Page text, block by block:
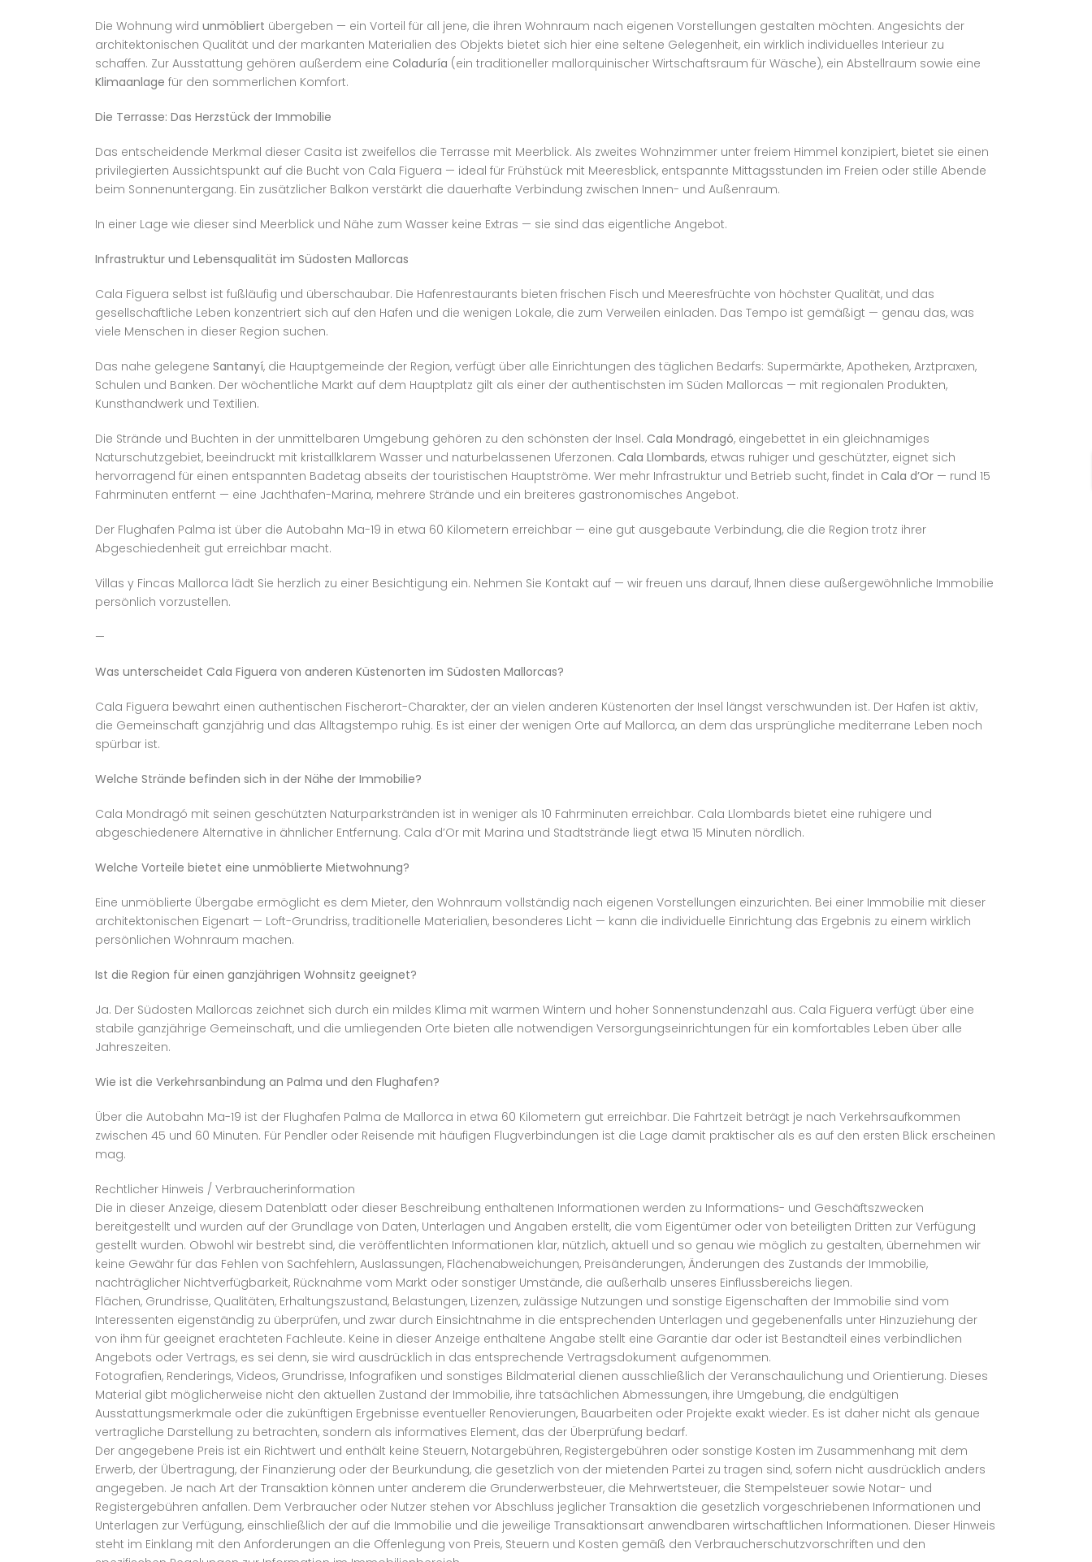
Die Wohnung wird unmöbliert übergeben — ein Vorteil für all jene, die ihren Wohnraum nach eigenen Vorstellungen gestalten möchten. Angesichts der
architektonischen Qualität und der markanten Materialien des Objekts bietet sich hier eine seltene Gelegenheit, ein wirklich individuelles Interieur zu
schaffen. Zur Ausstattung gehören außerdem eine Coladuría (ein traditioneller mallorquinischer Wirtschaftsraum für Wäsche), ein Abstellraum sowie eine
Klimaanlage für den sommerlichen Komfort.
Die Terrasse: Das Herzstück der Immobilie
Das entscheidende Merkmal dieser Casita ist zweifellos die Terrasse mit Meerblick. Als zweites Wohnzimmer unter freiem Himmel konzipiert, bietet sie einen
privilegierten Aussichtspunkt auf die Bucht von Cala Figuera — ideal für Frühstück mit Meeresblick, entspannte Mittagsstunden im Freien oder stille Abende
beim Sonnenuntergang. Ein zusätzlicher Balkon verstärkt die dauerhafte Verbindung zwischen Innen- und Außenraum.
In einer Lage wie dieser sind Meerblick und Nähe zum Wasser keine Extras — sie sind das eigentliche Angebot.
Infrastruktur und Lebensqualität im Südosten Mallorcas
Cala Figuera selbst ist fußläufig und überschaubar. Die Hafenrestaurants bieten frischen Fisch und Meeresfrüchte von höchster Qualität, und das
gesellschaftliche Leben konzentriert sich auf den Hafen und die wenigen Lokale, die zum Verweilen einladen. Das Tempo ist gemäßigt — genau das, was
viele Menschen in dieser Region suchen.
Das nahe gelegene Santanyí, die Hauptgemeinde der Region, verfügt über alle Einrichtungen des täglichen Bedarfs: Supermärkte, Apotheken, Arztpraxen,
Schulen und Banken. Der wöchentliche Markt auf dem Hauptplatz gilt als einer der authentischsten im Süden Mallorcas — mit regionalen Produkten,
Kunsthandwerk und Textilien.
Die Strände und Buchten in der unmittelbaren Umgebung gehören zu den schönsten der Insel. Cala Mondragó, eingebettet in ein gleichnamiges
Naturschutzgebiet, beeindruckt mit kristallklarem Wasser und naturbelassenen Uferzonen. Cala Llombards, etwas ruhiger und geschützter, eignet sich
hervorragend für einen entspannten Badetag abseits der touristischen Hauptströme. Wer mehr Infrastruktur und Betrieb sucht, findet in Cala d’Or — rund 15
Fahrminuten entfernt — eine Jachthafen-Marina, mehrere Strände und ein breiteres gastronomisches Angebot.
Der Flughafen Palma ist über die Autobahn Ma-19 in etwa 60 Kilometern erreichbar — eine gut ausgebaute Verbindung, die die Region trotz ihrer
Abgeschiedenheit gut erreichbar macht.
Villas y Fincas Mallorca lädt Sie herzlich zu einer Besichtigung ein. Nehmen Sie Kontakt auf — wir freuen uns darauf, Ihnen diese außergewöhnliche Immobilie
persönlich vorzustellen.
—
Was unterscheidet Cala Figuera von anderen Küstenorten im Südosten Mallorcas?
Cala Figuera bewahrt einen authentischen Fischerort-Charakter, der an vielen anderen Küstenorten der Insel längst verschwunden ist. Der Hafen ist aktiv,
die Gemeinschaft ganzjährig und das Alltagstempo ruhig. Es ist einer der wenigen Orte auf Mallorca, an dem das ursprüngliche mediterrane Leben noch
spürbar ist.
Welche Strände befinden sich in der Nähe der Immobilie?
Cala Mondragó mit seinen geschützten Naturparkstränden ist in weniger als 10 Fahrminuten erreichbar. Cala Llombards bietet eine ruhigere und
abgeschiedenere Alternative in ähnlicher Entfernung. Cala d’Or mit Marina und Stadtstrände liegt etwa 15 Minuten nördlich.
Welche Vorteile bietet eine unmöblierte Mietwohnung?
Eine unmöblierte Übergabe ermöglicht es dem Mieter, den Wohnraum vollständig nach eigenen Vorstellungen einzurichten. Bei einer Immobilie mit dieser
architektonischen Eigenart — Loft-Grundriss, traditionelle Materialien, besonderes Licht — kann die individuelle Einrichtung das Ergebnis zu einem wirklich
persönlichen Wohnraum machen.
Ist die Region für einen ganzjährigen Wohnsitz geeignet?
Ja. Der Südosten Mallorcas zeichnet sich durch ein mildes Klima mit warmen Wintern und hoher Sonnenstundenzahl aus. Cala Figuera verfügt über eine
stabile ganzjährige Gemeinschaft, und die umliegenden Orte bieten alle notwendigen Versorgungseinrichtungen für ein komfortables Leben über alle
Jahreszeiten.
Wie ist die Verkehrsanbindung an Palma und den Flughafen?
Über die Autobahn Ma-19 ist der Flughafen Palma de Mallorca in etwa 60 Kilometern gut erreichbar. Die Fahrtzeit beträgt je nach Verkehrsaufkommen
zwischen 45 und 60 Minuten. Für Pendler oder Reisende mit häufigen Flugverbindungen ist die Lage damit praktischer als es auf den ersten Blick erscheinen
mag.
Rechtlicher Hinweis / Verbraucherinformation
Die in dieser Anzeige, diesem Datenblatt oder dieser Beschreibung enthaltenen Informationen werden zu Informations- und Geschäftszwecken
bereitgestellt und wurden auf der Grundlage von Daten, Unterlagen und Angaben erstellt, die vom Eigentümer oder von beteiligten Dritten zur Verfügung
gestellt wurden. Obwohl wir bestrebt sind, die veröffentlichten Informationen klar, nützlich, aktuell und so genau wie möglich zu gestalten, übernehmen wir
keine Gewähr für das Fehlen von Sachfehlern, Auslassungen, Flächenabweichungen, Preisänderungen, Änderungen des Zustands der Immobilie,
nachträglicher Nichtverfügbarkeit, Rücknahme vom Markt oder sonstiger Umstände, die außerhalb unseres Einflussbereichs liegen.
Flächen, Grundrisse, Qualitäten, Erhaltungszustand, Belastungen, Lizenzen, zulässige Nutzungen und sonstige Eigenschaften der Immobilie sind vom
Interessenten eigenständig zu überprüfen, und zwar durch Einsichtnahme in die entsprechenden Unterlagen und gegebenenfalls unter Hinzuziehung der
von ihm für geeignet erachteten Fachleute. Keine in dieser Anzeige enthaltene Angabe stellt eine Garantie dar oder ist Bestandteil eines verbindlichen
Angebots oder Vertrags, es sei denn, sie wird ausdrücklich in das entsprechende Vertragsdokument aufgenommen.
Fotografien, Renderings, Videos, Grundrisse, Infografiken und sonstiges Bildmaterial dienen ausschließlich der Veranschaulichung und Orientierung. Dieses
Material gibt möglicherweise nicht den aktuellen Zustand der Immobilie, ihre tatsächlichen Abmessungen, ihre Umgebung, die endgültigen
Ausstattungsmerkmale oder die zukünftigen Ergebnisse eventueller Renovierungen, Bauarbeiten oder Projekte exakt wieder. Es ist daher nicht als genaue
vertragliche Darstellung zu betrachten, sondern als informatives Element, das der Überprüfung bedarf.
Der angegebene Preis ist ein Richtwert und enthält keine Steuern, Notargebühren, Registergebühren oder sonstige Kosten im Zusammenhang mit dem
Erwerb, der Übertragung, der Finanzierung oder der Beurkundung, die gesetzlich von der mietenden Partei zu tragen sind, sofern nicht ausdrücklich anders
angegeben. Je nach Art der Transaktion können unter anderem die Grunderwerbsteuer, die Mehrwertsteuer, die Stempelsteuer sowie Notar- und
Registergebühren anfallen. Dem Verbraucher oder Nutzer stehen vor Abschluss jeglicher Transaktion die gesetzlich vorgeschriebenen Informationen und
Unterlagen zur Verfügung, einschließlich der auf die Immobilie und die jeweilige Transaktionsart anwendbaren wirtschaftlichen Informationen. Dieser Hinweis
steht im Einklang mit den Anforderungen an die Offenlegung von Preis, Steuern und Kosten gemäß den Verbraucherschutzvorschriften und den